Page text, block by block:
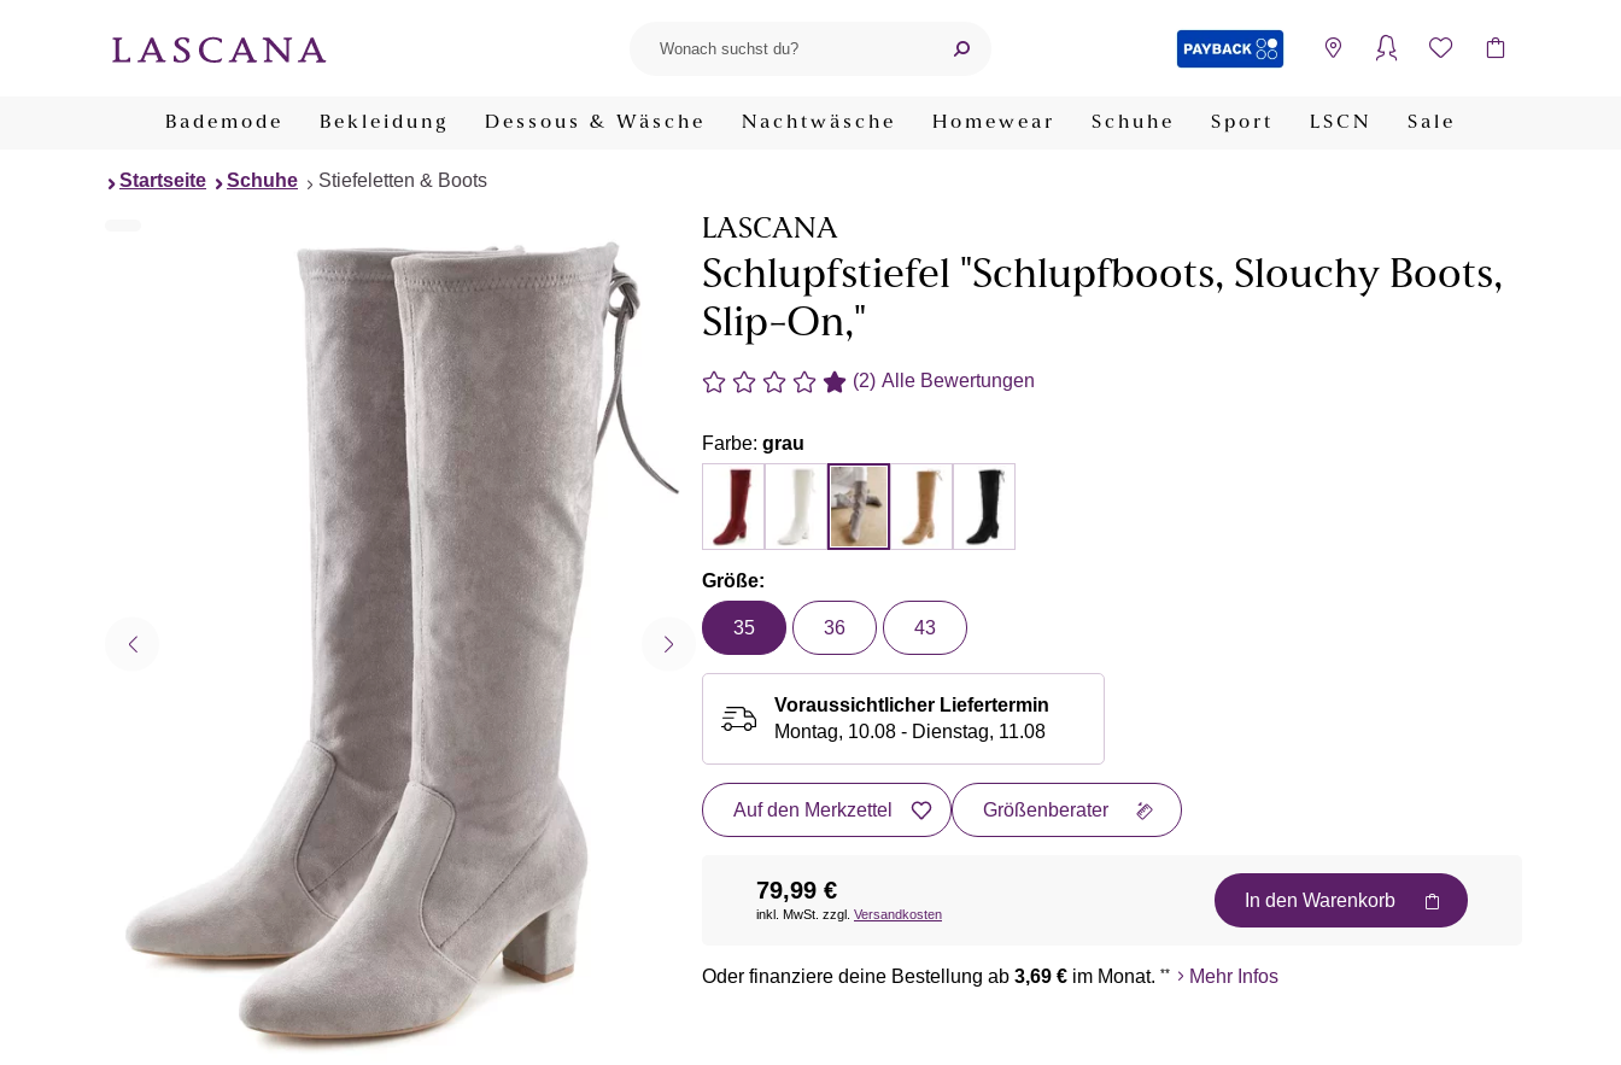
Bademode Bekleidung Dessous & Wäsche Nachtwäsche Homewear Schuhe Sport LSCN Sale
Startseite Schuhe Stiefeletten & Boots
LASCANA
Schlupfstiefel "Schlupfboots, Slouchy Boots,
Slip-On,"
(2) Alle Bewertungen
Farbe: grau
Größe:
35 36 43
Voraussichtlicher Liefertermin
Montag, 10.08 - Dienstag, 11.08
Auf den Merkzettel Größenberater
79,99 €
inkl. MwSt. zzgl. Versandkosten
In den Warenkorb
Oder finanziere deine Bestellung ab 3,69 € im Monat. ** Mehr Infos